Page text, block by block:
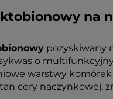
na
pozyskiwany
o
warstwy komórek
cery naczynkowej,